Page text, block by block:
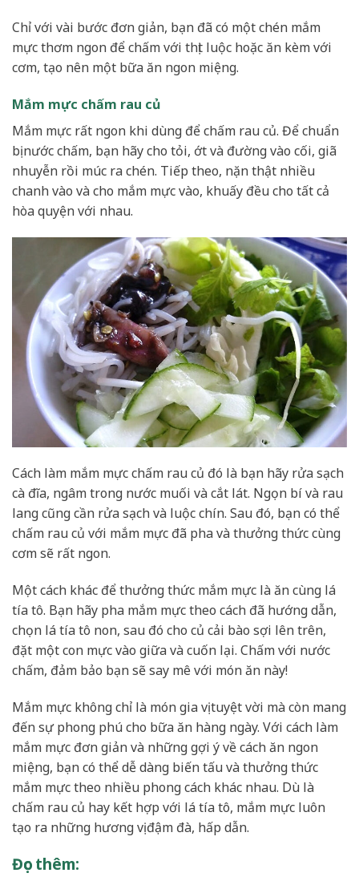
Chỉ với vài bước đơn giản, bạn đã có một chén mắm
mực thơm ngon để chấm với thịt luộc hoặc ăn kèm với
cơm, tạo nên một bữa ăn ngon miệng.
Mắm mực chấm rau củ
Mắm mực rất ngon khi dùng để chấm rau củ. Để chuẩn
bị nước chấm, bạn hãy cho tỏi, ớt và đường vào cối, giã
nhuyễn rồi múc ra chén. Tiếp theo, nặn thật nhiều
chanh vào và cho mắm mực vào, khuấy đều cho tất cả
hòa quyện với nhau.
Cách làm mắm mực chấm rau củ đó là bạn hãy rửa sạch
cà đĩa, ngâm trong nước muối và cắt lát. Ngọn bí và rau
lang cũng cần rửa sạch và luộc chín. Sau đó, bạn có thể
chấm rau củ với mắm mực đã pha và thưởng thức cùng
cơm sẽ rất ngon.
Một cách khác để thưởng thức mắm mực là ăn cùng lá
tía tô. Bạn hãy pha mắm mực theo cách đã hướng dẫn,
chọn lá tía tô non, sau đó cho củ cải bào sợi lên trên,
đặt một con mực vào giữa và cuốn lại. Chấm với nước
chấm, đảm bảo bạn sẽ say mê với món ăn này!
Mắm mực không chỉ là món gia vị tuyệt vời mà còn mang
đến sự phong phú cho bữa ăn hàng ngày. Với cách làm
mắm mực đơn giản và những gợi ý về cách ăn ngon
miệng, bạn có thể dễ dàng biến tấu và thưởng thức
mắm mực theo nhiều phong cách khác nhau. Dù là
chấm rau củ hay kết hợp với lá tía tô, mắm mực luôn
tạo ra những hương vị đậm đà, hấp dẫn.
Đọc thêm: